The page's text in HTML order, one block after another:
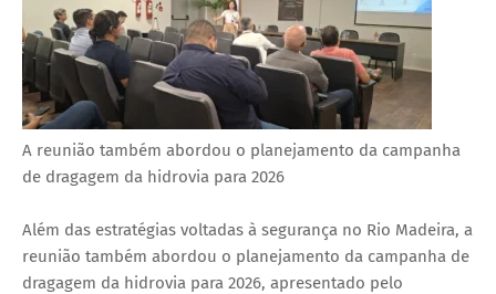
A reunião também abordou o planejamento da campanha
de dragagem da hidrovia para 2026
Além das estratégias voltadas à segurança no Rio Madeira, a
reunião também abordou o planejamento da campanha de
dragagem da hidrovia para 2026, apresentado pelo